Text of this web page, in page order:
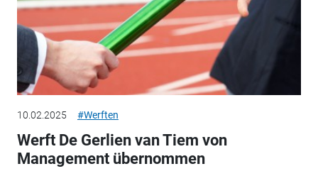
10.02.2025 #Werften
Werft De Gerlien van Tiem von
Management übernommen